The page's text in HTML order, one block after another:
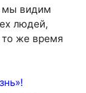
мы видим
людей,
же время